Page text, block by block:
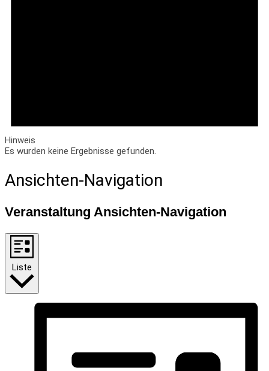
Hinweis
Es wurden keine Ergebnisse gefunden.
Ansichten-Navigation
Veranstaltung Ansichten-Navigation
Liste